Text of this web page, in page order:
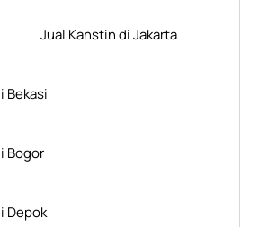
Jual Kanstin di Jakarta
Bekasi
Bogor
Depok